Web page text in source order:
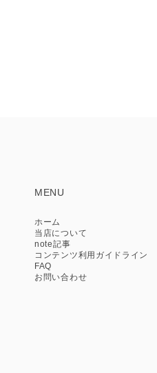
MENU
ホーム
当店について
note記事
コンテンツ利用ガイドライン
FAQ
お問い合わせ